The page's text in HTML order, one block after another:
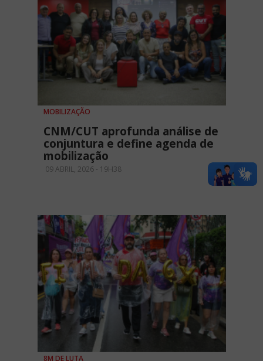
MOBILIZAÇÃO
CNM/CUT aprofunda análise de
conjuntura e define agenda de
mobilização
09 ABRIL, 2026 - 19H38
8M DE LUTA